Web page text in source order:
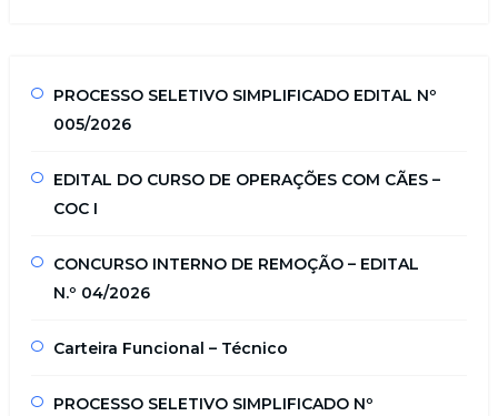
PROCESSO SELETIVO SIMPLIFICADO EDITAL Nº
005/2026
EDITAL DO CURSO DE OPERAÇÕES COM CÃES –
COC I
CONCURSO INTERNO DE REMOÇÃO – EDITAL
N.º 04/2026
Carteira Funcional – Técnico
PROCESSO SELETIVO SIMPLIFICADO Nº